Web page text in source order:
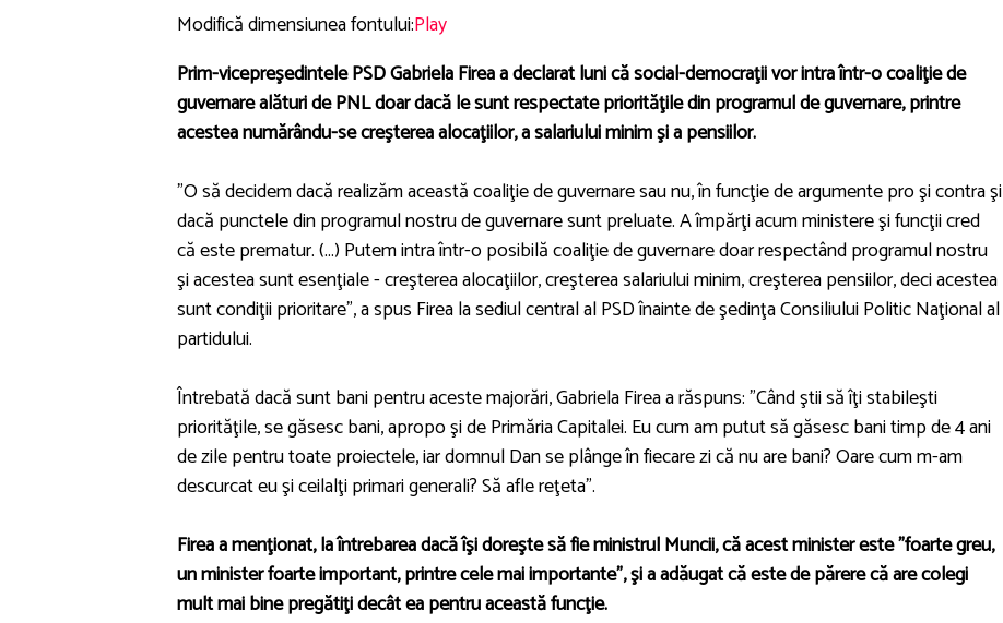
Modifică dimensiunea fontului:Play
Prim-vicepreşedintele PSD Gabriela Firea a declarat luni că social-democraţii vor intra într-o coaliţie de
guvernare alături de PNL doar dacă le sunt respectate priorităţile din programul de guvernare, printre
acestea numărându-se creşterea alocaţiilor, a salariului minim şi a pensiilor.
"O să decidem dacă realizăm această coaliţie de guvernare sau nu, în funcţie de argumente pro şi contra şi
dacă punctele din programul nostru de guvernare sunt preluate. A împărţi acum ministere şi funcţii cred
că este prematur. (...) Putem intra într-o posibilă coaliţie de guvernare doar respectând programul nostru
şi acestea sunt esenţiale - creşterea alocaţiilor, creşterea salariului minim, creşterea pensiilor, deci acestea
sunt condiţii prioritare", a spus Firea la sediul central al PSD înainte de şedinţa Consiliului Politic Naţional al
partidului.
Întrebată dacă sunt bani pentru aceste majorări, Gabriela Firea a răspuns: "Când ştii să îţi stabileşti
priorităţile, se găsesc bani, apropo şi de Primăria Capitalei. Eu cum am putut să găsesc bani timp de 4 ani
de zile pentru toate proiectele, iar domnul Dan se plânge în fiecare zi că nu are bani? Oare cum m-am
descurcat eu şi ceilalţi primari generali? Să afle reţeta".
Firea a menţionat, la întrebarea dacă îşi doreşte să fie ministrul Muncii, că acest minister este "foarte greu,
un minister foarte important, printre cele mai importante", şi a adăugat că este de părere că are colegi
mult mai bine pregătiţi decât ea pentru această funcţie.